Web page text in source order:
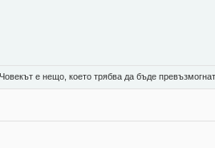
е нещо, което трябва да бъде